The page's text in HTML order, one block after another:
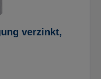
verzinkt,